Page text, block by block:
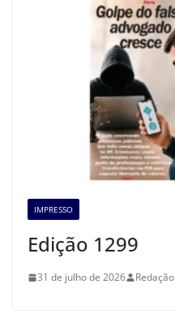
IMPRESSO
Edição 1299
31 de julho de 2026 Redação